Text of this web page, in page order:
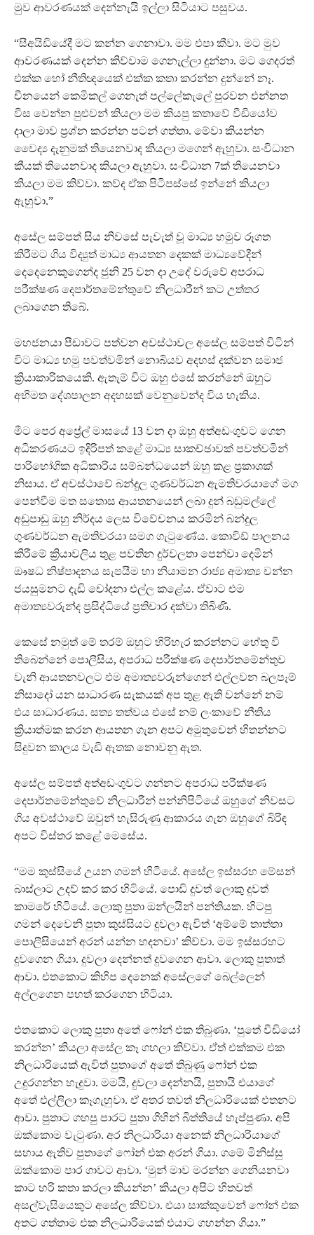
මුව ආවරණයක් දෙන්නැයි ඉල්ලා සිටියාට පසුවය.
“සීඅයිඩියේදී මට කන්න ගෙනාවා. මම එපා කීවා. මට මුව
ආවරණයක් දෙන්න කිව්වාම ගෙනැල්ලා දුන්නා. මට ගෙදරත්
එක්ක හෝ නීතිඥයෙක් එක්ක කතා කරන්න දුන්නේ නෑ.
චීනයෙන් කෙමිකල් ගෙනැත් පල්ලේකැලේ පුරවන එන්නත
විස වෙන්න පුළුවන් කියලා මම කියපු කතාවේ වීඩියෝව
දාලා මාව ප්‍රශ්න කරන්න පටන් ගත්තා. මේවා කියන්න
වෛද්‍ය දැනුමක් තියෙනවාද කියලා මගෙන් ඇහුවා. සංවිධාන
කීයක් තියෙනවාද කියලා ඇහුවා. සංවිධාන 7ක් තියෙනවා
කියලා මම කිව්වා. කව්ද ඒක පිටිපස්සේ ඉන්නේ කියලා
ඇහුවා.”
අසේල සම්පත් සිය නිවසේ පැවැත් වූ මාධ්‍ය හමුව රූගත
කිරීමට ගිය විද්‍යුත් මාධ්‍ය ආයතන දෙකක් මාධ්‍යවේදීන්
දෙදෙනෙකුගෙන්ද ජුනි 25 වන දා උදේ වරුවේ අපරාධ
පරීක්ෂණ දෙපාර්තමේන්තුවේ නිලධාරීන් කට උත්තර
ලබාගෙන තිබේ.
මහජනයා පීඩාවට පත්වන අවස්ථාවල අසේල සම්පත් විටින්
විට මාධ්‍ය හමු පවත්වමින් නොබියව අදහස් දක්වන සමාජ
ක්‍රියාකාරිකයෙකි. ඇතැම් විට ඔහු එසේ කරන්නේ ඔහුට
අභිමත දේශපාලන අදහසක් වෙනුවෙන්ද විය හැකිය.
මීට පෙර අප්‍රේල් මාසයේ 13 වන දා ඔහු අත්අඩංගුවට ගෙන
අධිකරණයට ඉදිරිපත් කළේ මාධ්‍ය සාකච්ඡාවක් පවත්වමින්
පාරිභෝගික අධිකාරිය සම්බන්ධයෙන් ඔහු කළ ප්‍රකාශක්
නිසාය. ඒ අවස්ථාවේ බන්දුල ගුණවර්ධන ඇමතිවරයාගේ මග
පෙන්වීම මත සතොස ආයතනයෙන් ලබා දුන් බඩුමල්ලේ
අඩුපාඩු ඔහු නිර්දය ලෙස විවේචනය කරමින් බන්දුල
ගුණවර්ධන ඇමතිවරයා සමග ගැටුණේය. කොවිඩ් පාලනය
කිරීමේ ක්‍රියාවලිය තුළ පවතින දුර්වලතා පෙන්වා දෙමින්
ඖෂධ නිෂ්පාදනය සැපයීම හා නියාමන රාජ්‍ය අමාත්‍ය චන්න
ජයසුමනට දැඩි චෝදනා එල්ල කළේය. ඒවාට එම
අමාත්‍යවරුන්ද ප්‍රසිද්ධියේ ප්‍රතිචාර දක්වා තිබිණි.
කෙසේ නමුත් මේ තරම් ඔහුට හිරිහැර කරන්නට හේතු වී
තිබෙන්නේ පොලීසිය, අපරාධ පරීක්ෂණ දෙපාර්තමේන්තුව
වැනි ආයතනවලට එම අමාත්‍යවරුන්ගෙන් එල්ලවන බලපෑම්
නිසාදෝ යන සාධාරණ සැකයක් අප තුළ ඇති වන්නේ නම්
එය සාධාරණය. සත්‍ය තත්වය එසේ නම් ලංකාවේ නීතිය
ක්‍රියාත්මක කරන ආයතන ගැන අපට අමුතුවෙන් හිතන්නට
සිදුවන කාලය වැඩි ඈතක නොවනු ඇත.
අසේල සම්පත් අත්අඩංගුවට ගන්නට අපරාධ පරීක්ෂණ
දෙපාර්තමේන්තුවේ නිලධාරීන් පන්නිපිටියේ ඔහුගේ නිවසට
ගිය අවස්ථාවේ ඔවුන් හැසිරුණු ආකාරය ගැන ඔහුගේ බිරිඳ
අපට විස්තර කළේ මෙසේය.
“මම කුස්සියේ උයන ගමන් හිටියේ. අසේල ඉස්සරහ මේසන්
බාස්ලාට උදව් කර කර හිටියේ. පොඩි දුවත් ලොකු දුවත්
කාමරේ හිටියේ. ලොකු පුතා ඔන්ලයින් පන්තියක. හිටපු
ගමන් දෙවෙනි පුතා කුස්සියට දුවලා ඇවිත් ‘අම්මේ තාත්තා
පොලීසියෙන් අරන් යන්න හදනවා’ කිව්වා. මම ඉස්සරහට
දුවගෙන ගියා. දුවලා දෙන්නත් දුවගෙන ආවා. ලොකු පුතාත්
ආවා. එතකොට කිහිප දෙනෙක් අසේලගේ බෙල්ලෙන්
අල්ලගෙන පහත් කරගෙන හිටියා.
එතකොට ලොකු පුතා අතේ ෆෝන් එක තිබුණා. ‘පුතේ වීඩියෝ
කරන්න’ කියලා අසේල කෑ ගහලා කිව්වා. ඒත් එක්කම එක
නිලධාරියෙක් ඇවිත් පුතාගේ අතේ තිබුණු ෆෝන් එක
උදුරගන්න හැදුවා. මමයි, දුවලා දෙන්නයි, පුතායි එයාගේ
අතේ එල්ලිලා කෑගැහුවා. ඒ අතර තවත් නිලධාරියෙක් එතනට
ආවා. පුතාට ගහපු පාරට පුතා ගිහින් බිත්තියේ හැප්පුණා. අපි
ඔක්කොම වැටුණා. අර නිලධාරියා අනෙක් නිලධාරියාගේ
සහාය ඇතිව පුතාගේ ෆෝන් එක අරන් ගියා. ගමේ මිනිස්සු
ඔක්කොම පාර ගාවට ආවා. ‘මුන් මාව මරන්න ගෙනියනවා
කාට හරි කතා කරලා කියන්න’ කියලා අපිට හිතවත්
අසල්වැසියෙකුට අසේල කිව්වා. එයා සාක්කුවෙන් ෆෝන් එක
අතට ගත්තාම එක නිලධාරියෙක් එයාට ගහන්න ගියා.”